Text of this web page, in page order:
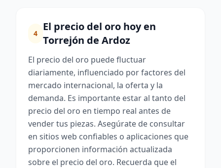
4
El precio del oro hoy en
Torrejón de Ardoz
El precio del oro puede fluctuar
diariamente, influenciado por factores del
mercado internacional, la oferta y la
demanda. Es importante estar al tanto del
precio del oro en tiempo real antes de
vender tus piezas. Asegúrate de consultar
en sitios web confiables o aplicaciones que
proporcionen información actualizada
sobre el precio del oro. Recuerda que el